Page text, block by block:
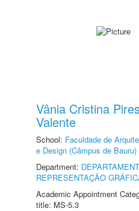
Vânia Cristina
Valente
School: Faculdade de
e Design (Câmpus de Bauru)
Department:
REPRESENTAÇÃO
Academic Appointment
title: MS-5.3